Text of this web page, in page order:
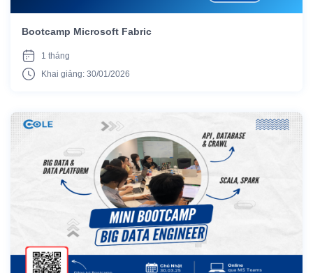
Bootcamp Microsoft Fabric
1 tháng
Khai giảng: 30/01/2026